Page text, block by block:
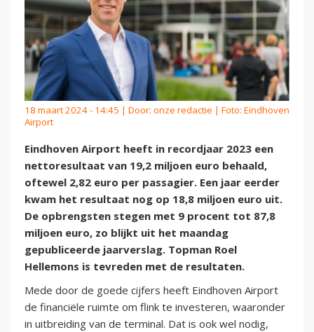
18 maart 2024 - 14:45 | Door: onze redactie | Foto: Eindhoven
Airport
Eindhoven Airport heeft in recordjaar 2023 een
nettoresultaat van 19,2 miljoen euro behaald,
oftewel 2,82 euro per passagier. Een jaar eerder
kwam het resultaat nog op 18,8 miljoen euro uit.
De opbrengsten stegen met 9 procent tot 87,8
miljoen euro, zo blijkt uit het maandag
gepubliceerde jaarverslag. Topman Roel
Hellemons is tevreden met de resultaten.
Mede door de goede cijfers heeft Eindhoven Airport
de financiële ruimte om flink te investeren, waaronder
in uitbreiding van de terminal. Dat is ook wel nodig,